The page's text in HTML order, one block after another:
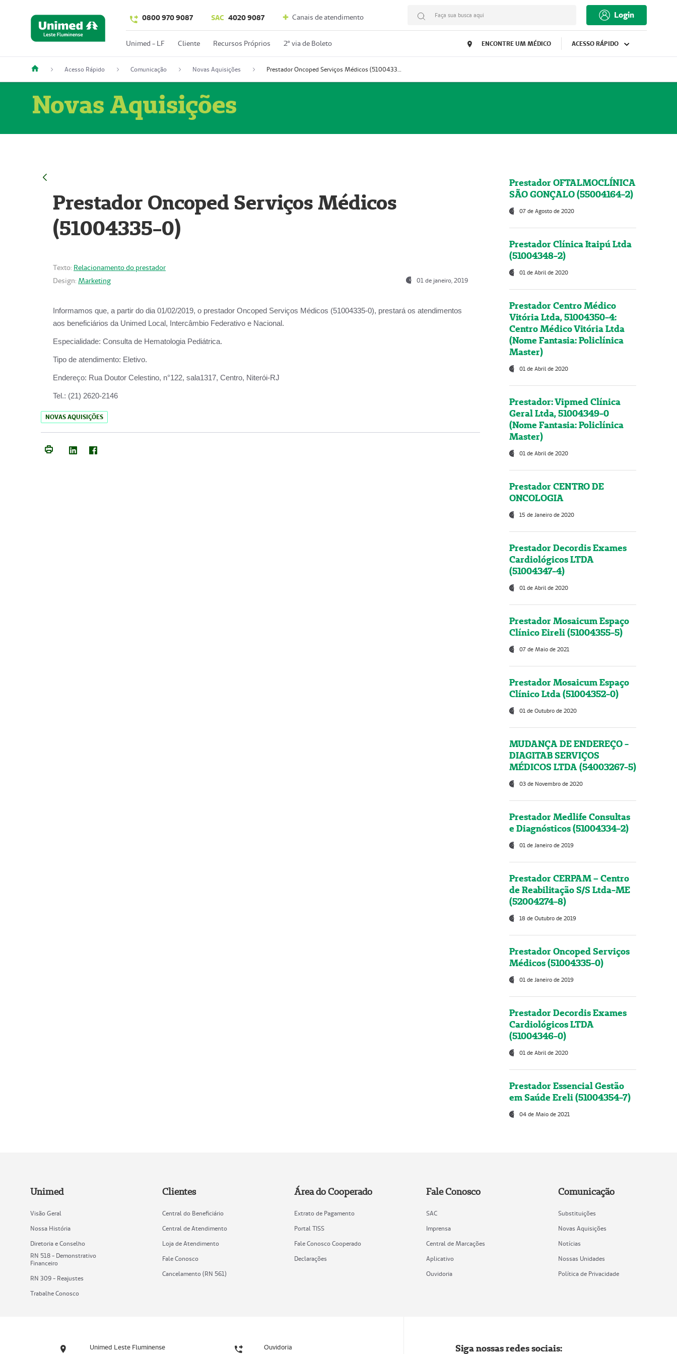
0800 970 9087 SAC 4020 9087 Canais de atendimento Faça sua busca aqui Login
Unimed - LF Cliente Recursos Próprios 2º via de Boleto ENCONTRE UM MÉDICO ACESSO RÁPIDO
Acesso Rápido Comunicação Novas Aquisições Prestador Oncoped Serviços Médicos (51004335-0)
Novas Aquisições
Prestador Oncoped Serviços Médicos
(51004335-0)
Texto: Relacionamento do prestador
Design: Marketing 01 de janeiro, 2019
Informamos que, a partir do dia 01/02/2019, o prestador Oncoped Serviços Médicos (51004335-0), prestará os atendimentos
aos beneficiários da Unimed Local, Intercâmbio Federativo e Nacional.
Especialidade: Consulta de Hematologia Pediátrica.
Tipo de atendimento: Eletivo.
Endereço: Rua Doutor Celestino, n°122, sala1317, Centro, Niterói-RJ
Tel.: (21) 2620-2146
NOVAS AQUISIÇÕES
Prestador OFTALMOCLÍNICA
SÃO GONÇALO (55004164-2)
07 de Agosto de 2020
Prestador Clínica Itaipú Ltda
(51004348-2)
01 de Abril de 2020
Prestador Centro Médico
Vitória Ltda, 51004350-4:
Centro Médico Vitória Ltda
(Nome Fantasia: Policlínica
Master)
01 de Abril de 2020
Prestador: Vipmed Clínica
Geral Ltda, 51004349-0
(Nome Fantasia: Policlínica
Master)
01 de Abril de 2020
Prestador CENTRO DE
ONCOLOGIA
15 de Janeiro de 2020
Prestador Decordis Exames
Cardiológicos LTDA
(51004347-4)
01 de Abril de 2020
Prestador Mosaicum Espaço
Clínico Eireli (51004355-5)
07 de Maio de 2021
Prestador Mosaicum Espaço
Clínico Ltda (51004352-0)
01 de Outubro de 2020
MUDANÇA DE ENDEREÇO -
DIAGITAB SERVIÇOS
MÉDICOS LTDA (54003267-5)
03 de Novembro de 2020
Prestador Medlife Consultas
e Diagnósticos (51004334-2)
01 de Janeiro de 2019
Prestador CERPAM – Centro
de Reabilitação S/S Ltda-ME
(52004274-8)
18 de Outubro de 2019
Prestador Oncoped Serviços
Médicos (51004335-0)
01 de Janeiro de 2019
Prestador Decordis Exames
Cardiológicos LTDA
(51004346-0)
01 de Abril de 2020
Prestador Essencial Gestão
em Saúde Ereli (51004354-7)
04 de Maio de 2021
Unimed
Visão Geral
Nossa História
Diretoria e Conselho
RN 518 - Demonstrativo
Financeiro
RN 309 - Reajustes
Trabalhe Conosco
Clientes
Central do Beneficiário
Central de Atendimento
Loja de Atendimento
Fale Conosco
Cancelamento (RN 561)
Área do Cooperado
Extrato de Pagamento
Portal TISS
Fale Conosco Cooperado
Declarações
Fale Conosco
SAC
Imprensa
Central de Marcações
Aplicativo
Ouvidoria
Comunicação
Substituições
Novas Aquisições
Notícias
Nossas Unidades
Política de Privacidade
Unimed Leste Fluminense Ouvidoria Siga nossas redes sociais: